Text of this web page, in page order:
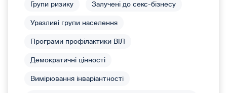
Групи ризику Залучені до секс-бізнесу
Уразливі групи населення
Програми профілактики ВІЛ
Демократичні цінності
Вимірювання інваріантності